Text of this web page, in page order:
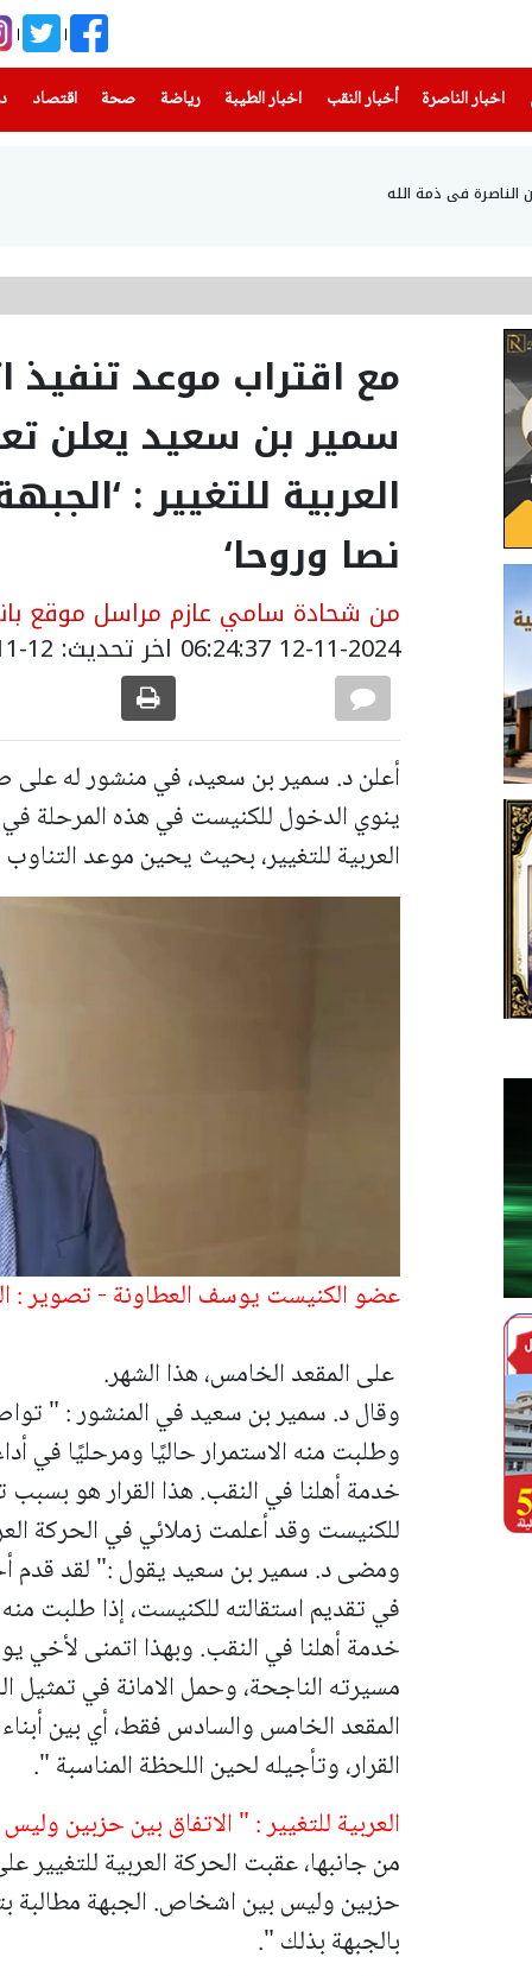
اخبار الناصرة
(current) أخبار النقب اخبار الطيبة(current) رياضة
(current) صحة(current) اقتصاد
الناصرة في ذمة الله
مع اقتراب موعد تنفيذ
سمير بن سعيد يعلن
العربية للتغيير :
نصا وروحا‘
من شحادة سامي عازم مراسل موقع
12-11-2024 06:24:37 اخر تحديث: 12-11-2024 08:51:00
أعلن د. سمير بن سعيد، في منشور له على
ينوي الدخول للكنيست في هذه المرحلة في
العربية للتغيير، بحيث يحين موعد
عضو الكنيست يوسف العطاونة - تصوير :
على المقعد الخامس، هذا الشهر.
وقال د. سمير بن سعيد في المنشور : "
وطلبت منه الاستمرار حاليًا ومرحليًا في
خدمة أهلنا في النقب. هذا القرار هو
للكنيست وقد أعلمت زملائي في الحركة
ومضى د. سمير بن سعيد يقول :" لقد قدم
في تقديم استقالته للكنيست، إذا طلبت
خدمة أهلنا في النقب. وبهذا اتمنى لأخي
مسيرته الناجحة، وحمل الامانة في تمثيل
المقعد الخامس والسادس فقط، أي بين
القرار، وتأجيله لحين اللحظة المناسبة ".
العربية للتغيير : " الاتفاق بين حزبين
من جانبها، عقبت الحركة العربية للتغيير
حزبين وليس بين اشخاص. الجبهة مطالبة
بالجبهة بذلك ".